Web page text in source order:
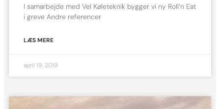
I samarbejde med Vel Køleteknik bygger vi ny Roll’n Eat
i greve Andre referencer
LÆS MERE
april 19, 2019